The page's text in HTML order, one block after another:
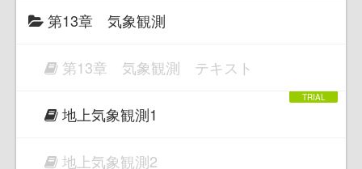
第13章 気象観測
第13章 気象観測 テキスト
地上気象観測1
地上気象観測2